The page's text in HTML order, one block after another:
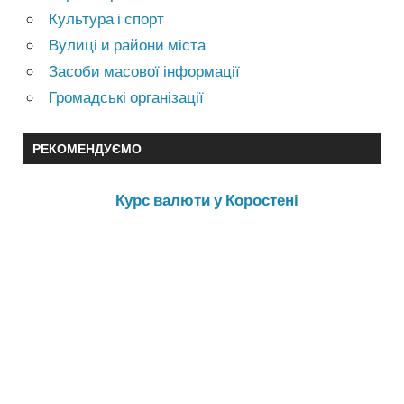
Культура і спорт
Вулиці и райони міста
Засоби масової інформації
Громадські організації
РЕКОМЕНДУЄМО
Курс валюти у Коростені